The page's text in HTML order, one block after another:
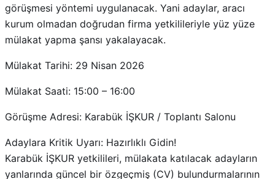
görüşmesi yöntemi uygulanacak. Yani adaylar, aracı
kurum olmadan doğrudan firma yetkilileriyle yüz yüze
mülakat yapma şansı yakalayacak.
Mülakat Tarihi: 29 Nisan 2026
Mülakat Saati: 15:00 – 16:00
Görüşme Adresi: Karabük İŞKUR / Toplantı Salonu
Adaylara Kritik Uyarı: Hazırlıklı Gidin!
Karabük İŞKUR yetkilileri, mülakata katılacak adayların
yanlarında güncel bir özgeçmiş (CV) bulundurmalarının